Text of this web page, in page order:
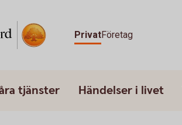
PrivatFöretag
tjänster Händelser i livet